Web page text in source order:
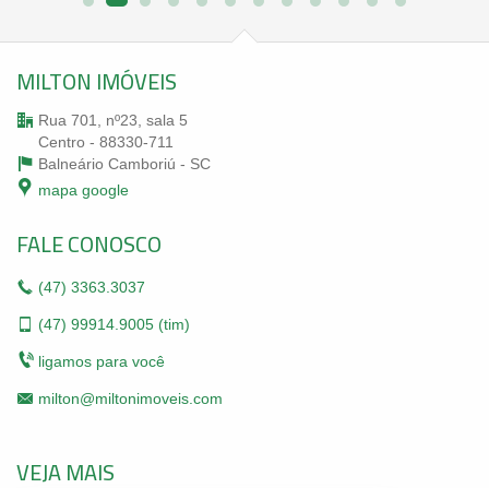
MILTON IMÓVEIS
Rua 701, nº23, sala 5
Centro - 88330-711
Balneário Camboriú - SC
mapa google
FALE CONOSCO
(47) 3363.3037
(47) 99914.9005 (tim)
ligamos para você
milton@miltonimoveis.com
VEJA MAIS